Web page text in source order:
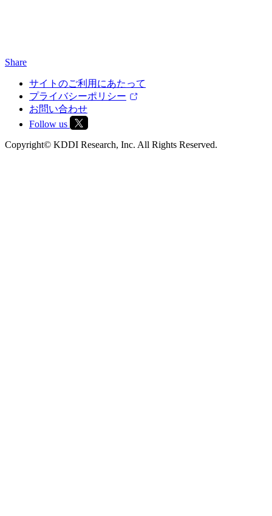
Share
サイトのご利用にあたって
プライバシーポリシー
お問い合わせ
Follow us
Copyright© KDDI Research, Inc. All Rights Reserved.